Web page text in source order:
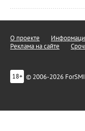
О проекте
Реклама на сайте
18+ © 2006-2026